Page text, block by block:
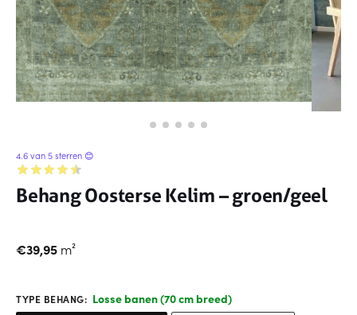
4.6 van 5 sterren 😊
Behang Oosterse Kelim – groen/geel
€39,95 m²
TYPE BEHANG: Losse banen (70 cm breed)